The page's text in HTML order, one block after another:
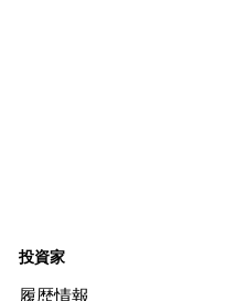
投資家
履歴情報